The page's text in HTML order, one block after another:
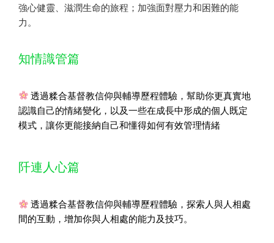
強心健靈、滋潤生命的旅程；加強面對壓力和困難的能
力。
知情識管篇
透過糅合基督教信仰與輔導歷程體驗，幫助你更真實地
認識自己的情緒變化，以及一些在成長中形成的個人既定
模式，讓你更能接納自己和懂得如何有效管理情緒
阡連人心篇
透過糅合基督教信仰與輔導歷程體驗，探索人與人相處
間的互動，增加你與人相處的能力及技巧。